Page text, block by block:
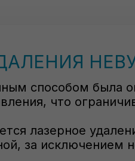
способом была
что
лазерное
за исключением